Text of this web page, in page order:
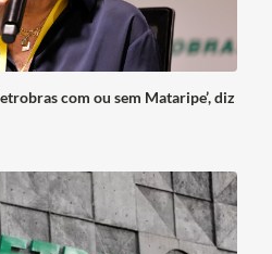
com ou sem Mataripe’, diz